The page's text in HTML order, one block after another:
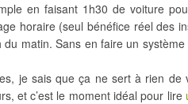
en faisant 1h30 de voiture
horaire (seul bénéfice réel des
matin. Sans en faire un
je sais que ça ne sert à rien de
et c’est le moment idéal pour lire